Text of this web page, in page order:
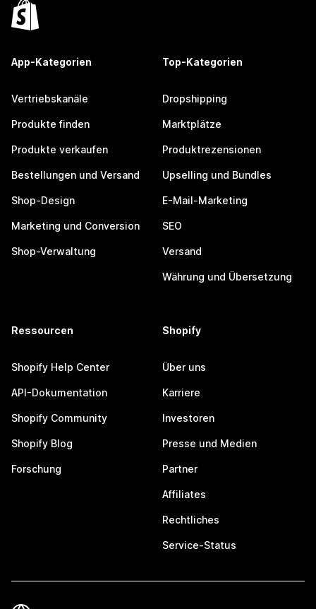
App-Kategorien
Vertriebskanäle
Produkte finden
Produkte verkaufen
Bestellungen und Versand
Shop-Design
Marketing und Conversion
Shop-Verwaltung
Top-Kategorien
Dropshipping
Marktplätze
Produktrezensionen
Upselling und Bundles
E-Mail-Marketing
SEO
Versand
Währung und Übersetzung
Ressourcen
Shopify Help Center
API-Dokumentation
Shopify Community
Shopify Blog
Forschung
Shopify
Über uns
Karriere
Investoren
Presse und Medien
Partner
Affiliates
Rechtliches
Service-Status